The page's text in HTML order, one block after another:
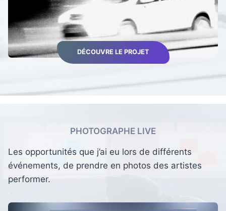
DÉCOUVRE LE PROJET
PHOTOGRAPHE LIVE
Les opportunités que j’ai eu lors de différents
événements, de prendre en photos des artistes
performer.